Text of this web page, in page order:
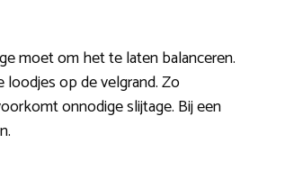
moet om het te laten balanceren.
loodjes op de velgrand. Zo
onnodige slijtage. Bij een